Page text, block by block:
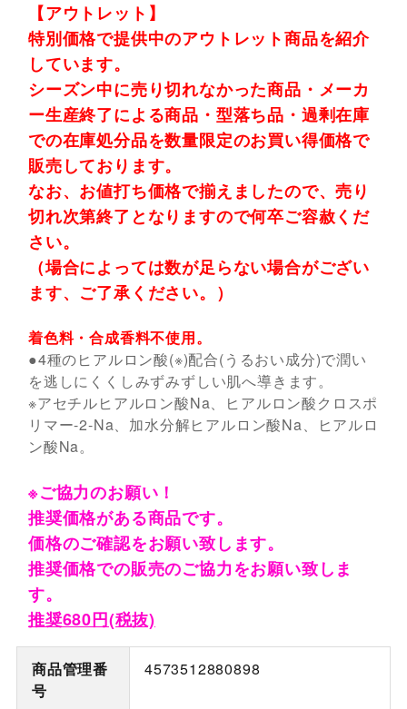
【アウトレット】
特別価格で提供中のアウトレット商品を紹介
しています。
シーズン中に売り切れなかった商品・メーカ
ー生産終了による商品・型落ち品・過剰在庫
での在庫処分品を数量限定のお買い得価格で
販売しております。
なお、お値打ち価格で揃えましたので、売り
切れ次第終了となりますので何卒ご容赦くだ
さい。
（場合によっては数が足らない場合がござい
ます、ご了承ください。）
着色料・合成香料不使用。
●4種のヒアルロン酸(※)配合(うるおい成分)で潤い
を逃しにくくしみずみずしい肌へ導きます。
※アセチルヒアルロン酸Na、ヒアルロン酸クロスポ
リマー-2-Na、加水分解ヒアルロン酸Na、ヒアルロ
ン酸Na。
※ご協力のお願い！
推奨価格がある商品です。
価格のご確認をお願い致します。
推奨価格での販売のご協力をお願い致しま
す。
推奨680円(税抜)
商品管理番
号
4573512880898